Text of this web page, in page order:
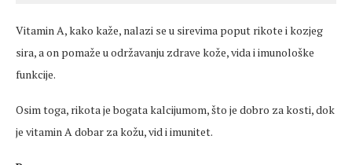
Vitamin A, kako kaže, nalazi se u sirevima poput rikote i kozjeg
sira, a on pomaže u održavanju zdrave kože, vida i imunološke
funkcije.
Osim toga, rikota je bogata kalcijumom, što je dobro za kosti, dok
je vitamin A dobar za kožu, vid i imunitet.